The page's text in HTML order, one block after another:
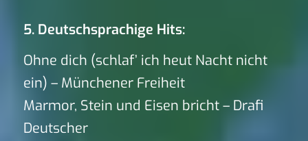
5. Deutschsprachige Hits:
Ohne dich (schlaf’ ich heut Nacht nicht
ein) – Münchener Freiheit
Marmor, Stein und Eisen bricht – Drafi
Deutscher